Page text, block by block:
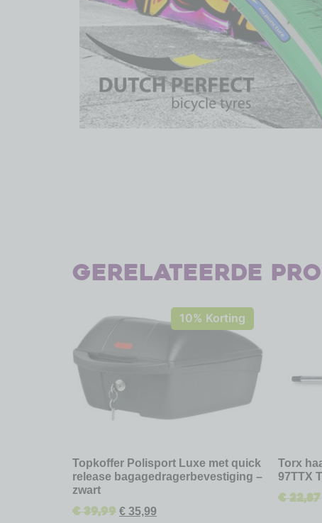
Gerelateerde
10% Korting
Topkoffer Polisport Luxe met quick
release bagagedragerbevestiging –
zwart
€39,99 € 35,99
Torx
97TTX
€22,87